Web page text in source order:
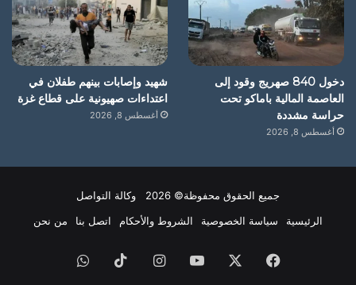
دخول 840 صهريج وقود إلى
العاصمة المالية باماكو تحت
حراسة مشددة
أغسطس 8, 2026
شهيد وإصابات بينهم طفلان في
اعتداءات صهيونية على قطاع غزة
أغسطس 8, 2026
جميع الحقوق محفوظة© 2026 وكالة التواصل
الرئيسية
سياسة الخصوصية الشروط والأحكام اتصل بنا من نحن
فيسبوك يوتيوبانستقرام ‫TikTokواتساب